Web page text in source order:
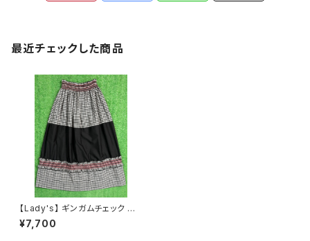
最近チェックした商品
【Lady's】 ギンガムチェック ティ
アード ロングスカート / 古着 ス
¥7,700